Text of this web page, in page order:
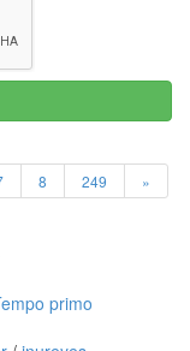
8 249 »
primo